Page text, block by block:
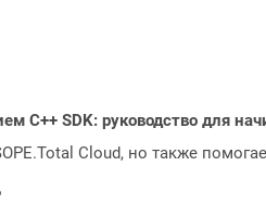
C++ SDK: руководство для
Cloud, но также